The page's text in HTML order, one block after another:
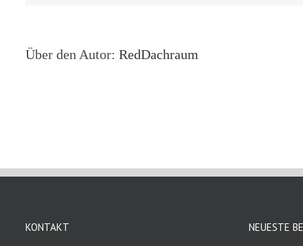
Über den Autor: RedDachraum
KONTAKT NEUESTE